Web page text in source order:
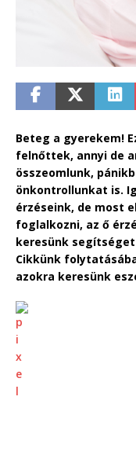
Beteg a gyerekem!
felnőttek, annyi de
összeomlunk,
önkontrollunkat is.
érzéseink, de most
foglalkozni, az ő
keresünk
Cikkünk
azokra keresünk